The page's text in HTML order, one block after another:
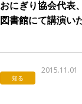
おにぎり協会代表
図書館にて講演い
知る
2015.11.01